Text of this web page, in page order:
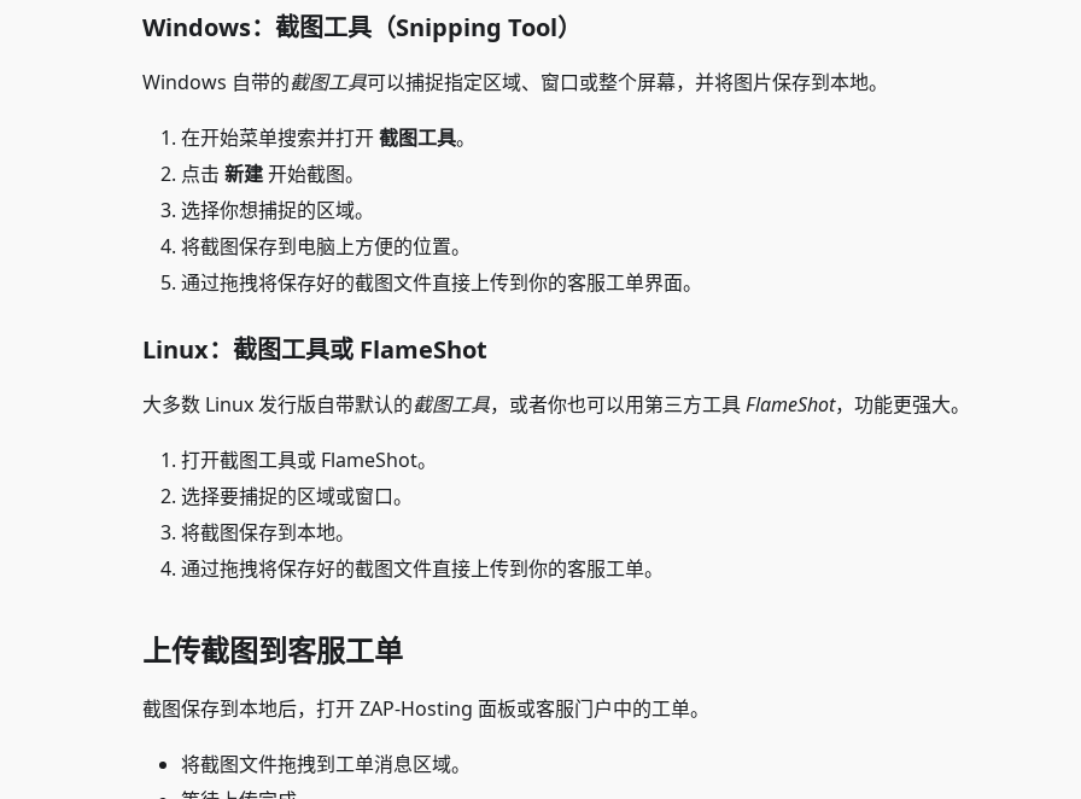
Windows：截图工具（Snipping Tool）
Windows 自带的截图工具可以捕捉指定区域、窗口或整个屏幕，并将图片保存到本地。
在开始菜单搜索并打开截图工具。
点击 新建开始截图。
选择你想捕捉的区域。
将截图保存到电脑上方便的位置。
通过拖拽将保存好的截图文件直接上传到你的客服工单界面。
Linux：截图工具或 FlameShot
大多数 Linux 发行版自带默认的截图工具，或者你也可以用第三方工具FlameShot，功能更强大。
打开截图工具或 FlameShot。
选择要捕捉的区域或窗口。
将截图保存到本地。
通过拖拽将保存好的截图文件直接上传到你的客服工单。
上传截图到客服工单
截图保存到本地后，打开 ZAP-Hosting 面板或客服门户中的工单。
将截图文件拖拽到工单消息区域。